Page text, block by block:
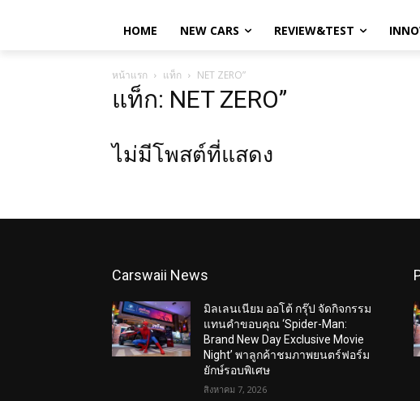
HOME NEW CARS REVIEW&TEST
หน้าแรก แท็ก NET ZERO”
แท็ก: NET ZERO”
ไม่มีโพสต์ที่แสดง
Carswaii News
มิลเลนเนียม ออโต้ กรุ๊ป จัดกิจกรรม
แทนคำขอบคุณ ‘Spider-Man:
Brand New Day Exclusive Movie
Night’ พาลูกค้าชมภาพยนตร์ฟอร์ม
ยักษ์รอบพิเศษ
สิงหาคม 7, 2026